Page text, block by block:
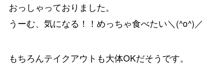
おっしゃっておりました。
うーむ、気になる！！めっちゃ食べたい＼(^o^)／
もちろんテイクアウトも大体OKだそうです。